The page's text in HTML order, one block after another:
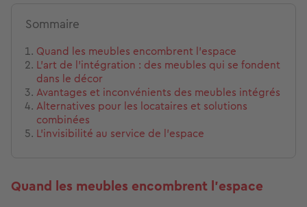
Sommaire
Quand les meubles encombrent l'espace
L'art de l'intégration : des meubles qui se fondent
dans le décor
Avantages et inconvénients des meubles intégrés
Alternatives pour les locataires et solutions
combinées
L'invisibilité au service de l'espace
Quand les meubles encombrent l'espace